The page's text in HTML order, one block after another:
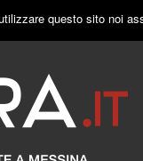
questo sito noi